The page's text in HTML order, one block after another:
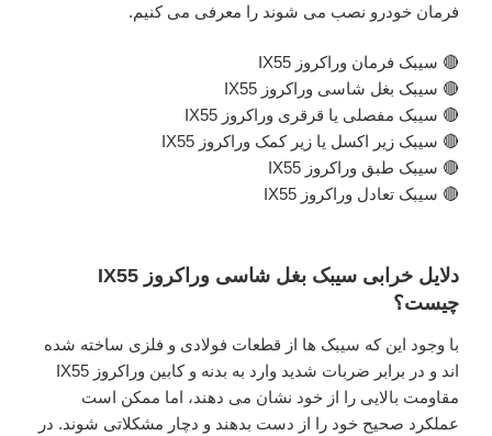
فرمان خودرو نصب می شوند را معرفی می کنیم.
🔴 سیبک فرمان وراکروز IX55
🔴 سیبک بغل شاسی وراکروز IX55
🔴 سیبک مفصلی یا قرقری وراکروز IX55
🔴 سیبک زیر اکسل یا زیر کمک وراکروز IX55
🔴 سیبک طبق وراکروز IX55
🔴 سیبک تعادل وراکروز IX55
دلایل خرابی سیبک بغل شاسی وراکروز IX55
چیست؟
با وجود این که سیبک ها از قطعات فولادی و فلزی ساخته شده
اند و در برابر ضربات شدید وارد به بدنه و کابین وراکروز IX55
مقاومت بالایی را از خود نشان می دهند، اما ممکن است
عملکرد صحیح خود را از دست بدهند و دچار مشکلاتی شوند. در